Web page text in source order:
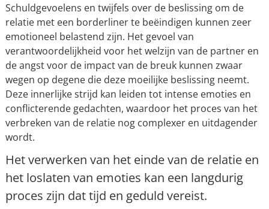
Schuldgevoelens en twijfels over de beslissing om de
relatie met een borderliner te beëindigen kunnen zeer
emotioneel belastend zijn. Het gevoel van
verantwoordelijkheid voor het welzijn van de partner en
de angst voor de impact van de breuk kunnen zwaar
wegen op degene die deze moeilijke beslissing neemt.
Deze innerlijke strijd kan leiden tot intense emoties en
conflicterende gedachten, waardoor het proces van het
verbreken van de relatie nog complexer en uitdagender
wordt.
Het verwerken van het einde van de relatie en
het loslaten van emoties kan een langdurig
proces zijn dat tijd en geduld vereist.